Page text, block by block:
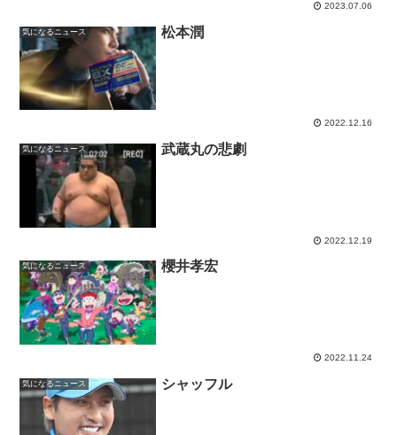
2023.07.06
気になるニュース 松本潤
2022.12.16
気になるニュース 武蔵丸の悲劇
2022.12.19
気になるニュース 櫻井孝宏
2022.11.24
気になるニュース シャッフル